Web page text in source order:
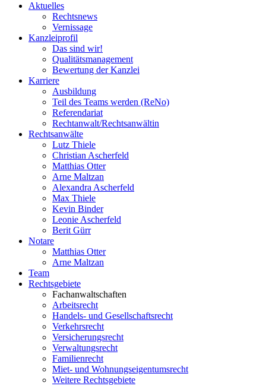
Aktuelles
Rechtsnews
Vernissage
Kanzleiprofil
Das sind wir!
Qualitätsmanagement
Bewertung der Kanzlei
Karriere
Ausbildung
Teil des Teams werden (ReNo)
Referendariat
Rechtanwalt/Rechtsanwältin
Rechtsanwälte
Lutz Thiele
Christian Ascherfeld
Matthias Otter
Arne Maltzan
Alexandra Ascherfeld
Max Thiele
Kevin Binder
Leonie Ascherfeld
Berit Gürr
Notare
Matthias Otter
Arne Maltzan
Team
Rechtsgebiete
Fachanwaltschaften
Arbeitsrecht
Handels- und Gesellschaftsrecht
Verkehrsrecht
Versicherungsrecht
Verwaltungsrecht
Familienrecht
Miet- und Wohnungseigentumsrecht
Weitere Rechtsgebiete